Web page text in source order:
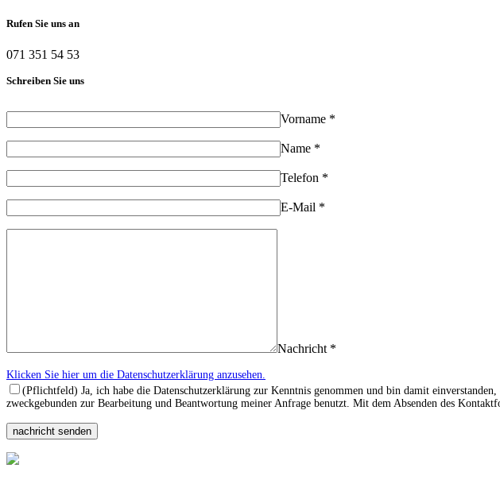
Rufen Sie uns an
071 351 54 53
Schreiben Sie uns
Vorname *
Name *
Telefon *
E-Mail *
Nachricht *
Klicken Sie hier um die Datenschutzerklärung anzusehen.
(Pflichtfeld) Ja, ich habe die Datenschutzerklärung zur Kenntnis genommen und bin damit
zweckgebunden zur Bearbeitung und Beantwortung meiner Anfrage benutzt. Mit dem Absenden des